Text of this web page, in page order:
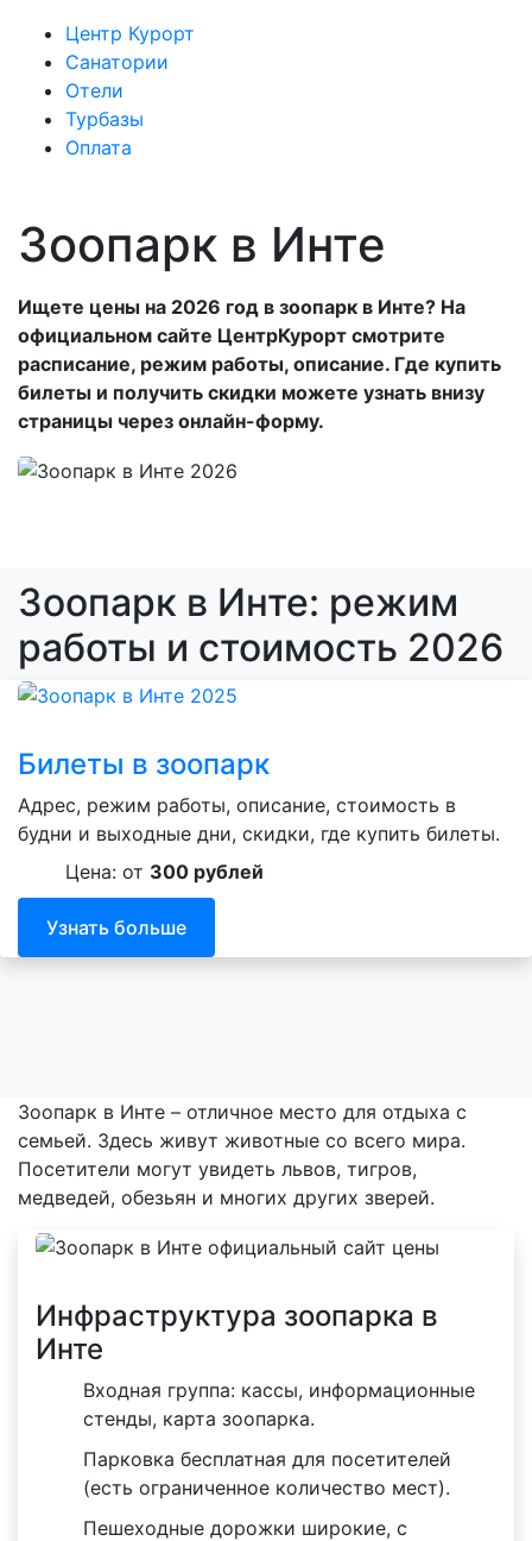
Центр Курорт
Санатории
Отели
Турбазы
Оплата
Зоопарк в Инте
Ищете цены на 2026 год в зоопарк в Инте? На
официальном сайте ЦентрКурорт смотрите
расписание, режим работы, описание. Где купить
билеты и получить скидки можете узнать внизу
страницы через онлайн-форму.
Зоопарк в Инте: режим
работы и стоимость 2026
Билеты в зоопарк
Адрес, режим работы, описание, стоимость в
будни и выходные дни, скидки, где купить билеты.
Цена: от 300 рублей
Узнать больше
Зоопарк в Инте – отличное место для отдыха с
семьей. Здесь живут животные со всего мира.
Посетители могут увидеть львов, тигров,
медведей, обезьян и многих других зверей.
Инфраструктура зоопарка в
Инте
Входная группа: кассы, информационные
стенды, карта зоопарка.
Парковка бесплатная для посетителей
(есть ограниченное количество мест).
Пешеходные дорожки широкие, с